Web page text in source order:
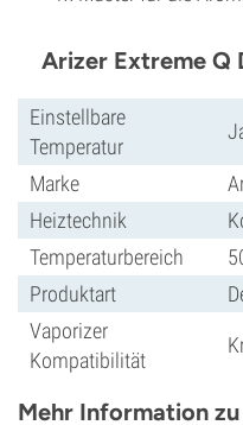
Arizer Extreme Q
Einstellbare
Temperatur
Marke
Heiztechnik
Temperaturbereich
Produktart
Vaporizer
Kompatibilität
Mehr Information